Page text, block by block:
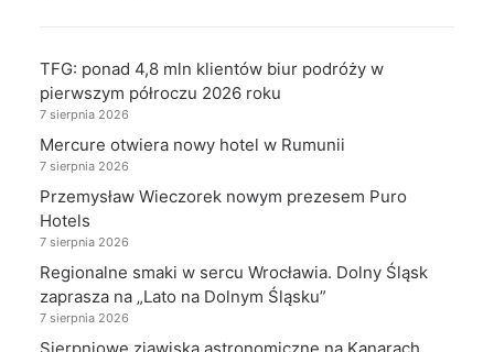
TFG: ponad 4,8 mln klientów biur podróży w
pierwszym półroczu 2026 roku
7 sierpnia 2026
Mercure otwiera nowy hotel w Rumunii
7 sierpnia 2026
Przemysław Wieczorek nowym prezesem Puro
Hotels
7 sierpnia 2026
Regionalne smaki w sercu Wrocławia. Dolny Śląsk
zaprasza na „Lato na Dolnym Śląsku”
7 sierpnia 2026